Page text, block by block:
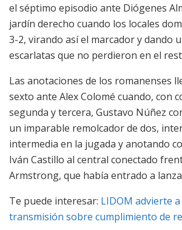
el séptimo episodio ante Diógenes
jardín derecho cuando los locales
3-2, virando así el marcador y dando
escarlatas que no perdieron en el
Las anotaciones de los romanenses
sexto ante Alex Colomé cuando, con
segunda y tercera, Gustavo Núñez
un imparable remolcador de dos,
intermedia en la jugada y anotando
Iván Castillo al central conectado
Armstrong, que había entrado a
Te puede interesar: LIDOM advierte
transmisión sobre cumplimiento de